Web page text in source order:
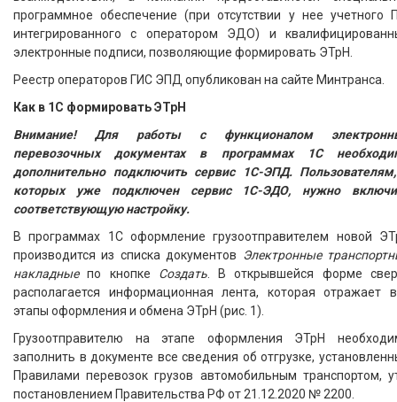
программное обеспечение (при отсутствии у нее учетного
интегрированного с оператором ЭДО) и
электронные подписи, позволяющие формировать ЭТрН.
Реестр операторов ГИС ЭПД опубликован на сайте Минтранса.
Как в 1С формировать ЭТрН
Внимание! Для работы с функционалом
перевозочных документах в программах 1С
дополнительно подключить сервис 1С-ЭПД.
которых уже подключен сервис 1С-ЭДО, нужно
соответствующую настройку.
В программах 1С оформление грузоотправителем новой
производится из списка документов Электронные
накладныепо кнопке Создать. В открывшейся форме
располагается информационная лента, которая отражает
этапы оформления и обмена ЭТрН (рис. 1).
Грузоотправителю на этапе оформления ЭТрН
заполнить в документе все сведения об отгрузке,
Правилами перевозок грузов автомобильным транспортом,
постановлением Правительства РФ от 21.12.2020 № 2200.